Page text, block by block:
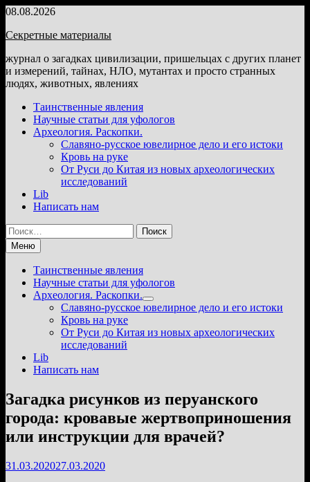
Перейти
содержимому
08.08.2026
Секретные материалы
журнал о загадках цивилизации, пришельцах с других планет
и измерений, тайнах, НЛО, мутантах и просто странных
людях, животных, явлениях
Таинственные явления
Научные статьи для уфологов
Археология. Раскопки.
Славяно-русское ювелирное дело и его истоки
Кровь на руке
От Руси до Китая из новых археологических
исследований
Lib
Написать нам
Найти:
Меню
Таинственные явления
Научные статьи для уфологов
Археология. Раскопки.
Показать
подменю
Славяно-русское ювелирное дело и его истоки
Кровь на руке
От Руси до Китая из новых археологических
исследований
Lib
Написать нам
Загадка рисунков из перуанского
города: кровавые жертвоприношения
или инструкции для врачей?
31.03.202027.03.2020